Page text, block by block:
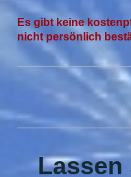
Es gibt keine
nicht persönlich
Lassen